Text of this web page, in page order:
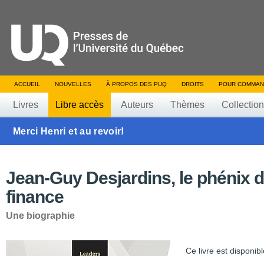
ACCUEIL NOUVELLES À PROPOS DES PUQ DROITS POUR
Livres Libre accès Auteurs Thèmes
Merci Henri et au revoir!
Jean-Guy Desjardins, le phénix
finance
Une biographie
Ce livre est